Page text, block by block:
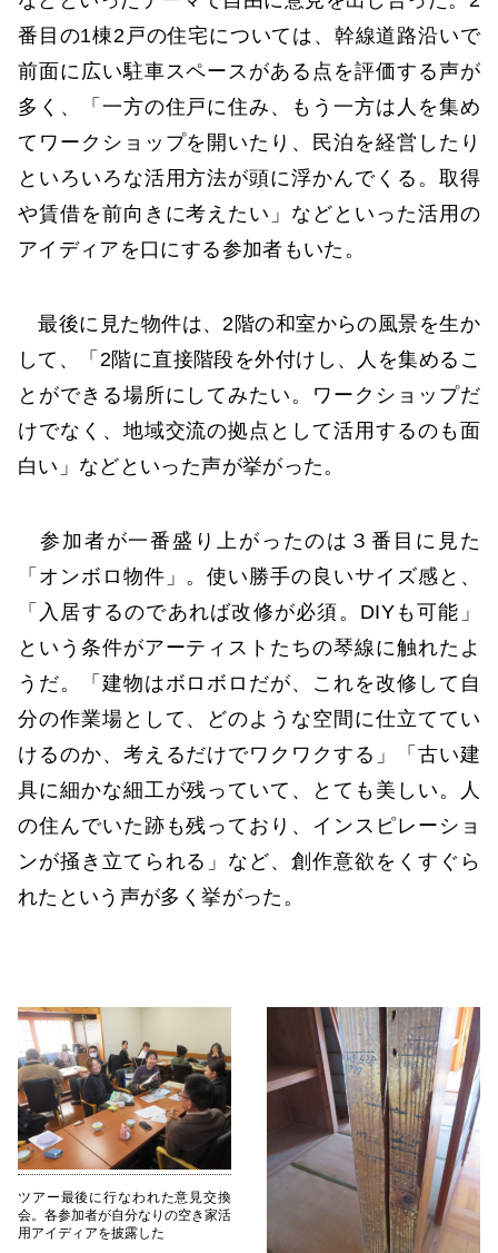
番目の1棟2戸の住宅については、幹線道路沿いで
前面に広い駐車スペースがある点を評価する声が
多く、「一方の住戸に住み、もう一方は人を集め
てワークショップを開いたり、民泊を経営したり
といろいろな活用方法が頭に浮かんでくる。取得
や賃借を前向きに考えたい」などといった活用の
アイディアを口にする参加者もいた。
最後に見た物件は、2階の和室からの風景を生か
して、「2階に直接階段を外付けし、人を集めるこ
とができる場所にしてみたい。ワークショップだ
けでなく、地域交流の拠点として活用するのも面
白い」などといった声が挙がった。
参加者が一番盛り上がったのは３番目に見た
「オンボロ物件」。使い勝手の良いサイズ感と、
「入居するのであれば改修が必須。DIYも可能」
という条件がアーティストたちの琴線に触れたよ
うだ。「建物はボロボロだが、これを改修して自
分の作業場として、どのような空間に仕立ててい
けるのか、考えるだけでワクワクする」「古い建
具に細かな細工が残っていて、とても美しい。人
の住んでいた跡も残っており、インスピレーショ
ンが掻き立てられる」など、創作意欲をくすぐら
れたという声が多く挙がった。
ツアー最後に行なわれた意見交換
会。各参加者が自分なりの空き家活
用アイディアを披露した